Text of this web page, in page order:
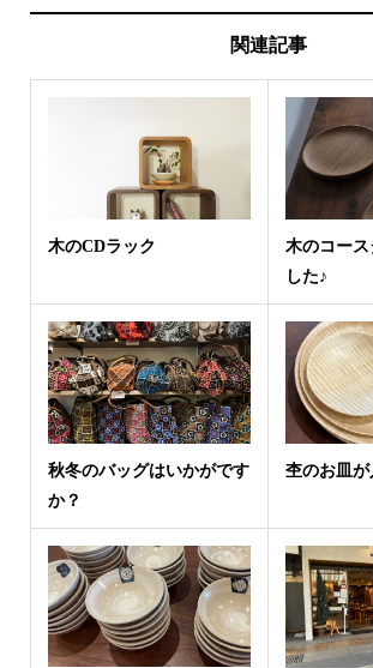
関連記事
木のCDラック
木のコース
した♪
秋冬のバッグはいかがです
か？
杢のお皿